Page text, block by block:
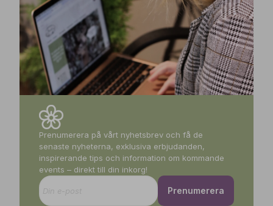
Prenumerera på vårt nyhetsbrev och få de
senaste nyheterna, exklusiva erbjudanden,
inspirerande tips och information om kommande
events – direkt till din inkorg!
Prenumerera